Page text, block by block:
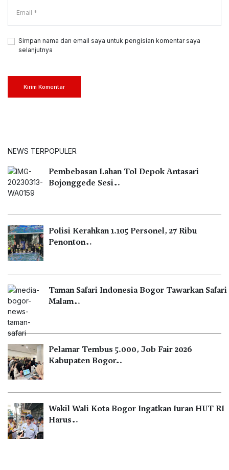
Simpan nama dan email saya untuk pengisian komentar saya
selanjutnya
Kirim Komentar
NEWS TERPOPULER
Pembebasan Lahan Tol Depok Antasari
Bojonggede Sesi…
Polisi Kerahkan 1.105 Personel, 27 Ribu
Penonton…
Taman Safari Indonesia Bogor Tawarkan Safari
Malam…
Pelamar Tembus 5.000, Job Fair 2026
Kabupaten Bogor…
Wakil Wali Kota Bogor Ingatkan Iuran HUT RI
Harus…